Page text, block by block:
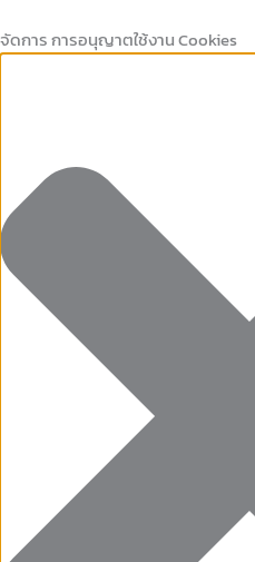
จัดการ การอนุญาตใช้งาน Cookies
ที่
จำเป็น
เก็บ
สถิติ
to